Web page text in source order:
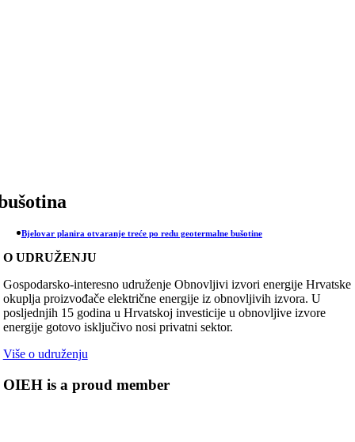
Bjelovar planira otvaranje treće po redu geotermalne bušotine
O UDRUŽENJU
Gospodarsko-interesno udruženje Obnovljivi izvori energije Hrvatske
okuplja proizvođače električne energije iz obnovljivih izvora. U
posljednjih 15 godina u Hrvatskoj investicije u obnovljive izvore
energije gotovo isključivo nosi privatni sektor.
Više o udruženju
OIEH is a proud member